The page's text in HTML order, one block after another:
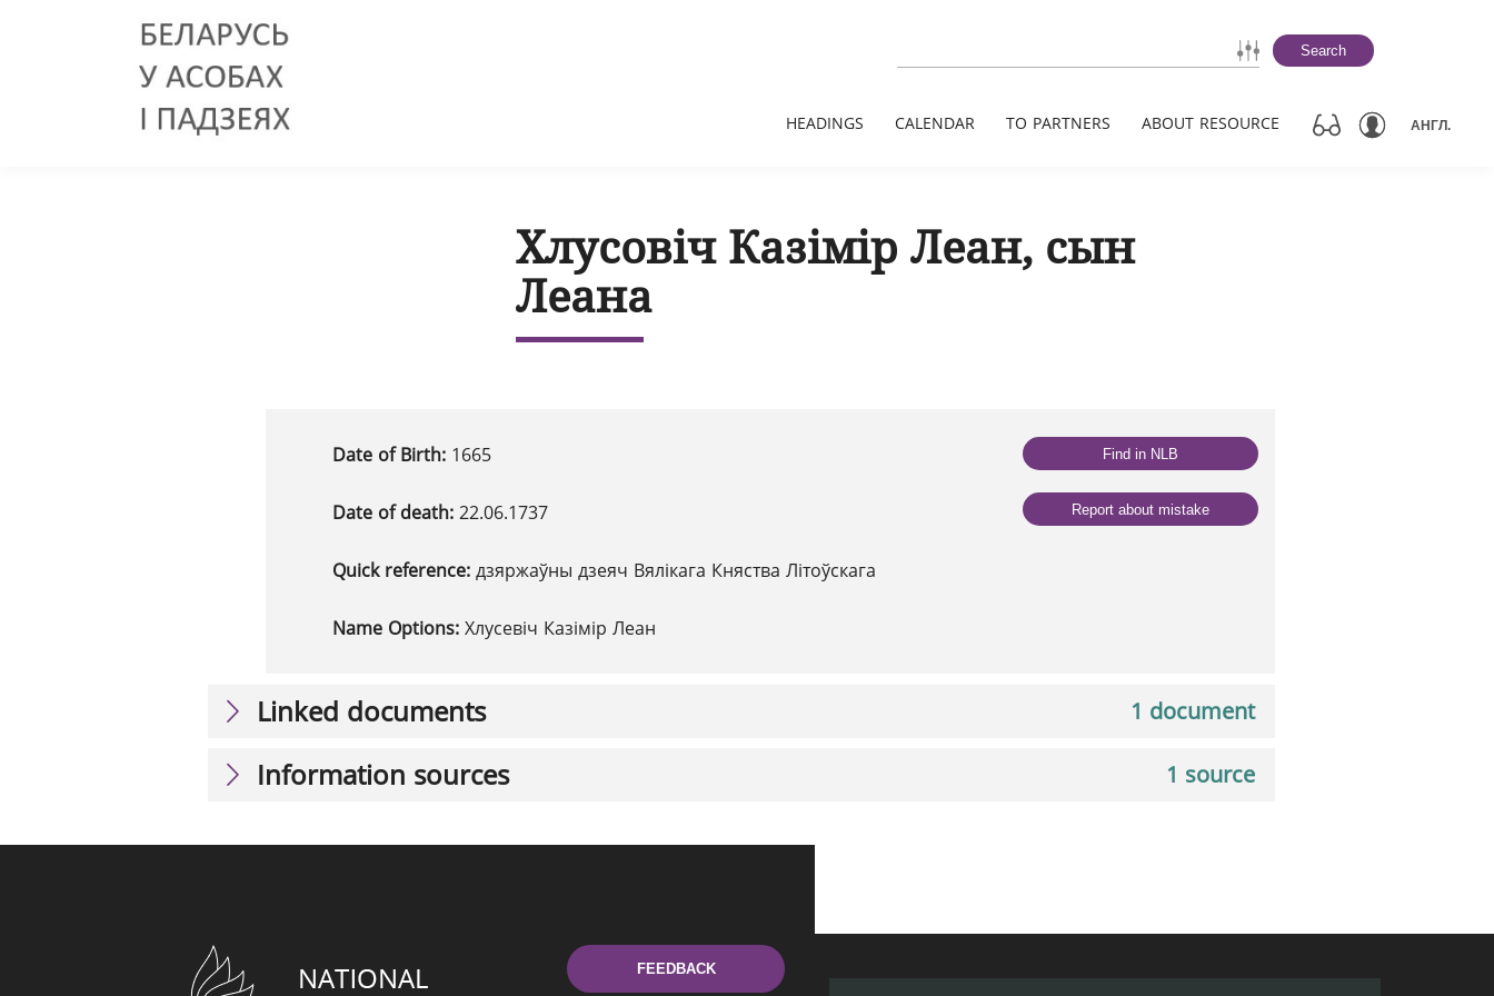
Search
HEADINGS CALENDAR TO PARTNERS ABOUT RESOURCE АНГЛ.
Хлусовіч Казімір Леан, сын
Леана
Date of Birth: 1665
Date of death: 22.06.1737
Quick reference: дзяржаўны дзеяч Вялікага Княства Літоўскага
Name Options: Хлусевіч Казімір Леан
Find in NLB
Report about mistake
1 document
Linked documents
1 source
Information sources
FEEDBACK